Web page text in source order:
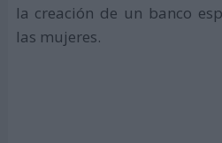
la creación de un banco
las mujeres.